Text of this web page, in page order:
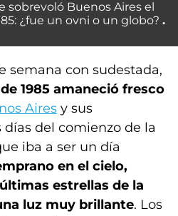
sobrevoló Buenos Aires el
¿fue un ovni o un globo?
semana con sudestada,
1985 amaneció fresco
Aires y sus
días del comienzo de la
iba a ser un día
en el cielo,
estrellas de la
luz muy brillante. Los